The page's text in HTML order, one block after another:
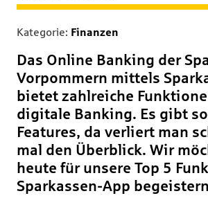
Kategorie: Finanzen
Das Online Banking der
Vorpommern mittels
bietet zahlreiche
digitale Banking. Es gibt
Features, da verliert man
mal den Überblick. Wir
heute für unsere Top 5
Sparkassen-App